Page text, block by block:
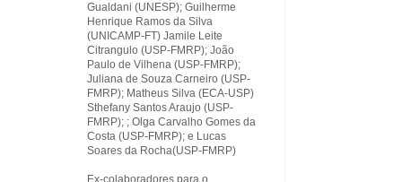
Gualdani (UNESP); Guilherme
Henrique Ramos da Silva
(UNICAMP-FT) Jamile Leite
Citrangulo (USP-FMRP); João
Paulo de Vilhena (USP-FMRP);
Juliana de Souza Carneiro (USP-
FMRP); Matheus Silva (ECA-USP)
Sthefany Santos Araujo (USP-
FMRP); ; Olga Carvalho Gomes da
Costa (USP-FMRP); e Lucas
Soares da Rocha(USP-FMRP)
Ex-colaboradores para o